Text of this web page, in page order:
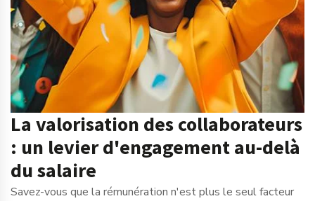
La valorisation des collaborateurs
: un levier d'engagement au-delà
du salaire
Savez-vous que la rémunération n'est plus le seul facteur